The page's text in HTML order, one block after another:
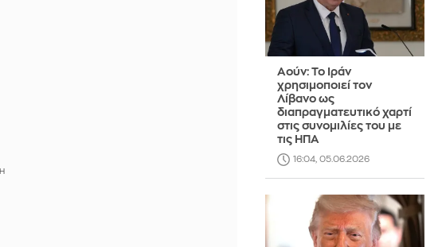
Αούν: Το Ιράν
χρησιμοποιεί τον
Λίβανο ως
διαπραγματευτικό χαρτί
στις συνομιλίες του με
τις ΗΠΑ
16:04, 05.06.2026